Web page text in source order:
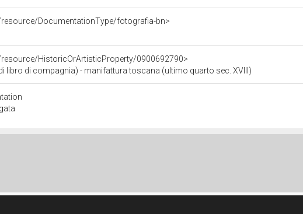
DocumentationType/fotografia-bn>
HistoricOrArtisticProperty/0900692790>
libro di compagnia) - manifattura toscana (ultimo quarto sec. XVIII)